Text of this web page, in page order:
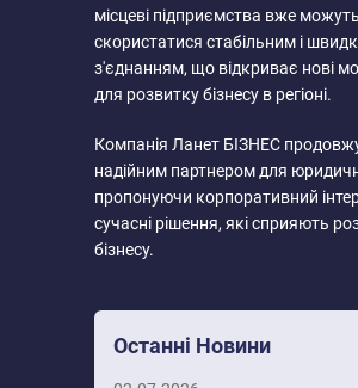
місцеві підприємства вже можуть
скористатися стабільним і
з'єднанням, що відкриває нові
для розвитку бізнесу в регіоні.
Компанія Ланет БІЗНЕС
надійним партнером для
пропонуючи корпоративний
сучасні рішення, які сприяють
бізнесу.
Останні Новини